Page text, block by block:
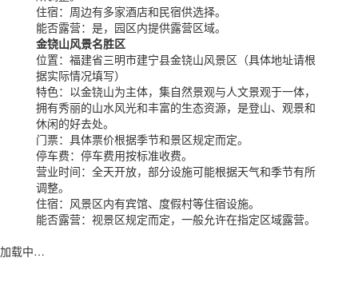
住宿： 周边有多家酒店和民宿供选择。
能否露营： 是，园区内提供露营区域。
金铙山风景名胜区
位置： 福建省三明市建宁县金铙山风景区（具体地址请根
据实际情况填写）
特色： 以金铙山为主体，集自然景观与人文景观于一体，
拥有秀丽的山水风光和丰富的生态资源，是登山、观景和
休闲的好去处。
门票： 具体票价根据季节和景区规定而定。
停车费： 停车费用按标准收费。
营业时间： 全天开放，部分设施可能根据天气和季节有所
调整。
住宿： 风景区内有宾馆、度假村等住宿设施。
能否露营： 视景区规定而定，一般允许在指定区域露营。
加载中…